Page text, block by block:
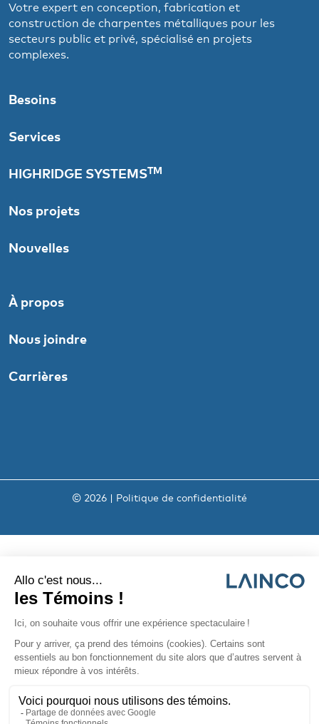
Votre expert en conception, fabrication et
construction de charpentes métalliques pour les
secteurs public et privé, spécialisé en projets
complexes.
Besoins
Services
HIGHRIDGE SYSTEMSTM
Nos projets
Nouvelles
À propos
Nous joindre
Carrières
© 2026 | Politique de confidentialité